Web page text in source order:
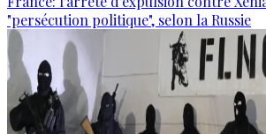
"persécution politique", selon la Russie